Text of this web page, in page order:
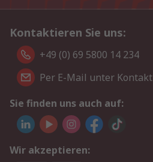
Kontaktieren Sie uns:
+49 (0) 69 5800 14 234
Per E-Mail unter Kontakt
Sie finden uns auch auf:
Wir akzeptieren: